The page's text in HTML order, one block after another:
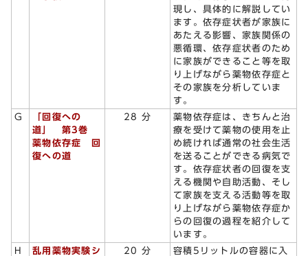
現し、具体的に解説してい
ます。依存症状者が家族に
あたえる影響、家族関係の
悪循環、依存症状者のため
に家族ができること等を取
り上げながら薬物依存症と
その家族を分析していま
す。
G
「回復への
道」 第3巻
薬物依存症 回
復への道
28 分
薬物依存症は、きちんと治
療を受けて薬物の使用を止
め続ければ通常の社会生活
を送ることができる病気で
す。依存症状者の回復を支
える機関や自助活動、そし
て家族を支える活動等を取
り上げながら薬物依存症か
らの回復の過程を紹介して
います。
H
乱用薬物実験シ
20 分
容積5リットルの容器に入